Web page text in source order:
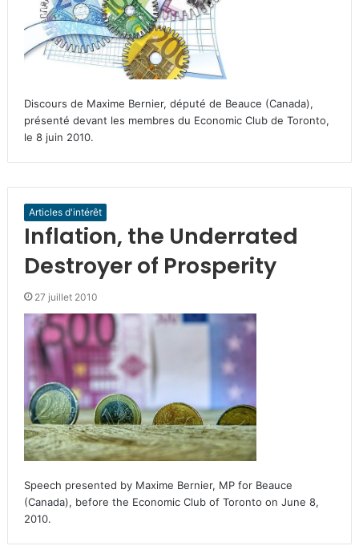
Discours de Maxime Bernier, député de Beauce (Canada),
présenté devant les membres du Economic Club de Toronto,
le 8 juin 2010.
Articles d'intérêt
Inflation, the Underrated
Destroyer of Prosperity
27 juillet 2010
Speech presented by Maxime Bernier, MP for Beauce
(Canada), before the Economic Club of Toronto on June 8,
2010.